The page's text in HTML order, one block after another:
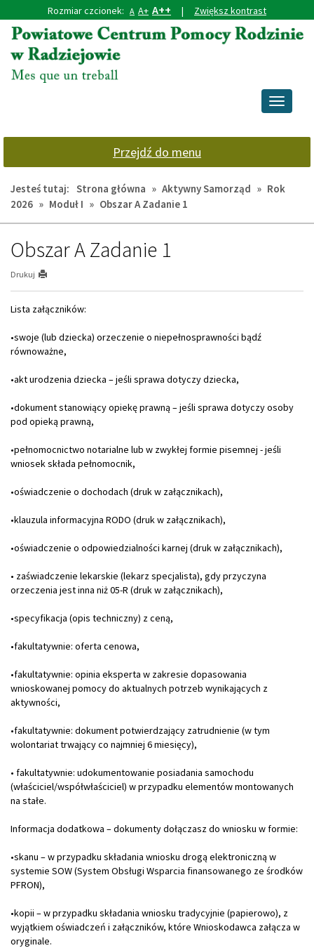
Przejdź
głównej
treści
Przejdź
wyszukiwarki
Rozmiar czcionek: A A+ A++ | Zwiększ kontrast
Przełącz
Przejdź do menu
Jesteś tutaj: Strona główna » Aktywny Samorząd » Rok
2026 » Moduł I » Obszar A Zadanie 1
Obszar A Zadanie 1
Drukuj
Lista załączników:
•swoje (lub dziecka) orzeczenie o niepełnosprawności bądź
równoważne,
•akt urodzenia dziecka – jeśli sprawa dotyczy dziecka,
•dokument stanowiący opiekę prawną – jeśli sprawa dotyczy osoby
pod opieką prawną,
•pełnomocnictwo notarialne lub w zwykłej formie pisemnej - jeśli
wniosek składa pełnomocnik,
•oświadczenie o dochodach (druk w załącznikach),
•klauzula informacyjna RODO (druk w załącznikach),
•oświadczenie o odpowiedzialności karnej (druk w załącznikach),
• zaświadczenie lekarskie (lekarz specjalista), gdy przyczyna
orzeczenia jest inna niż 05-R (druk w załącznikach),
•specyfikacja (opis techniczny) z ceną,
•fakultatywnie: oferta cenowa,
•fakultatywnie: opinia eksperta w zakresie dopasowania
wnioskowanej pomocy do aktualnych potrzeb wynikających z
aktywności,
•fakultatywnie: dokument potwierdzający zatrudnienie (w tym
wolontariat trwający co najmniej 6 miesięcy),
• fakultatywnie: udokumentowanie posiadania samochodu
(właściciel/współwłaściciel) w przypadku elementów montowanych
na stałe.
Informacja dodatkowa – dokumenty dołączasz do wniosku w formie:
•skanu – w przypadku składania wniosku drogą elektroniczną w
systemie SOW (System Obsługi Wsparcia finansowanego ze środków
PFRON),
•kopii – w przypadku składania wniosku tradycyjnie (papierowo), z
wyjątkiem oświadczeń i załączników, które Wnioskodawca załącza w
oryginale.